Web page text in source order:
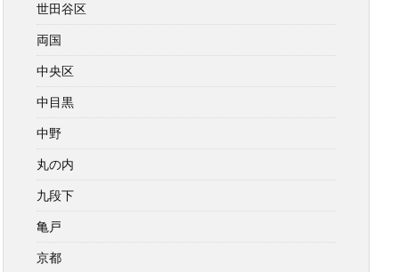
世田谷区
両国
中央区
中目黒
中野
丸の内
九段下
亀戸
京都